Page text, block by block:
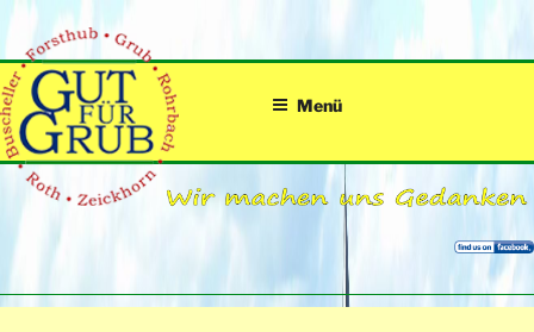
Zum
Inhalt
springen
Menü